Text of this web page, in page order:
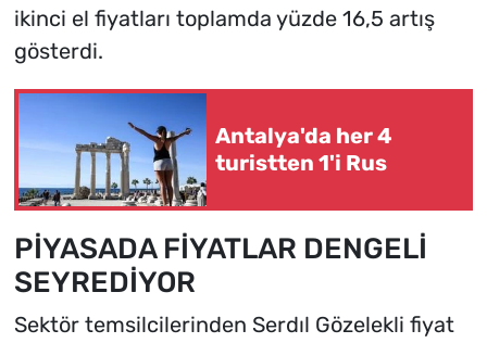
ikinci el fiyatları toplamda yüzde 16,5 artış
gösterdi.
Antalya'da her 4
turistten 1'i Rus
PİYASADA FİYATLAR DENGELİ
SEYREDİYOR
Sektör temsilcilerinden Serdıl Gözelekli fiyat